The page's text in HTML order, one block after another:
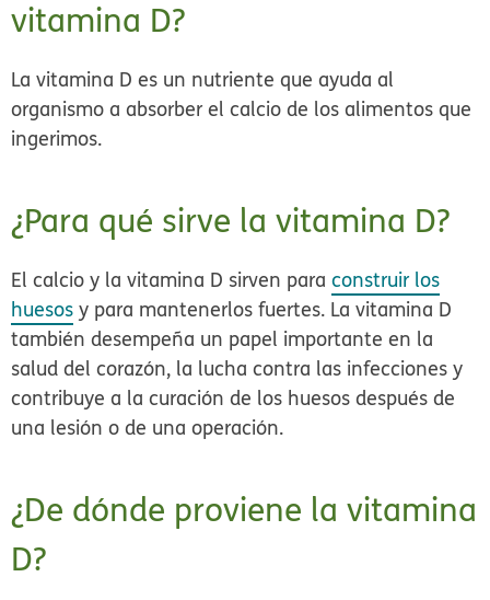
vitamina D?
La vitamina D es un nutriente que ayuda al
organismo a absorber el calcio de los alimentos que
ingerimos.
¿Para qué sirve la vitamina D?
El calcio y la vitamina D sirven paraconstruir los
huesos y para mantenerlos fuertes. La vitamina D
también desempeña un papel importante en la
salud del corazón, la lucha contra las infecciones y
contribuye a la curación de los huesos después de
una lesión o de una operación.
¿De dónde proviene la vitamina
D?